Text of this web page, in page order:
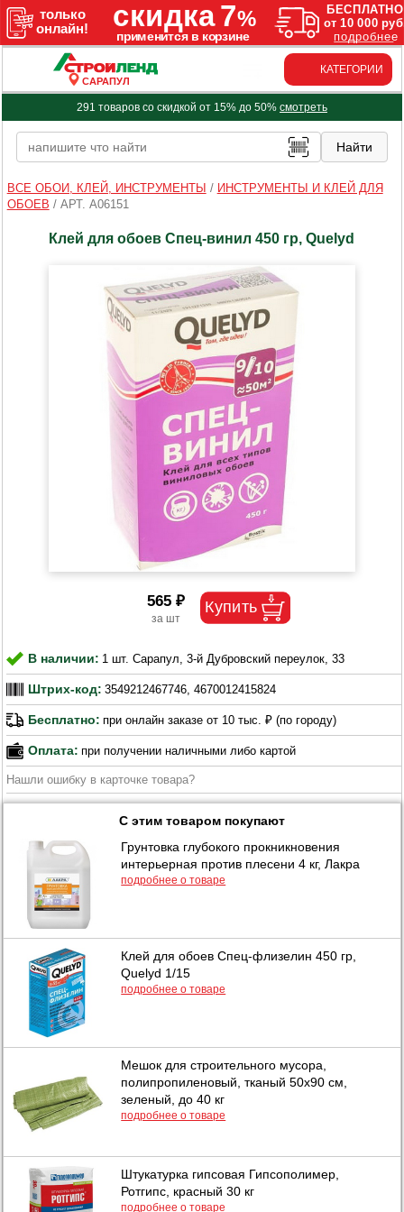
САРАПУЛ
КАТЕГОРИИ
291 товаров со скидкой от 15% до 50% смотреть
ВСЕ ОБОИ, КЛЕЙ, ИНСТРУМЕНТЫ / ИНСТРУМЕНТЫ И КЛЕЙ ДЛЯ
ОБОЕВ / АРТ. A06151
Клей для обоев Спец-винил 450 гр, Quelyd
565 ₽
В наличии: 1 шт. Сарапул, 3-й Дубровский переулок, 33
Штрих-код: 3549212467746, 4670012415824
Бесплатно: при онлайн заказе от 10 тыс. ₽ (по городу)
Оплата: при получении наличными либо картой
Нашли ошибку в карточке товара?
С этим товаром покупают
Грунтовка глубокого прокникновения
интерьерная против плесени 4 кг, Лакра
подробнее о товаре
Клей для обоев Спец-флизелин 450 гр,
Quelyd 1/15
подробнее о товаре
Мешок для строительного мусора,
полипропиленовый, тканый 50х90 см,
зеленый, до 40 кг
подробнее о товаре
Штукатурка гипсовая Гипсополимер,
Ротгипс, красный 30 кг
подробнее о товаре